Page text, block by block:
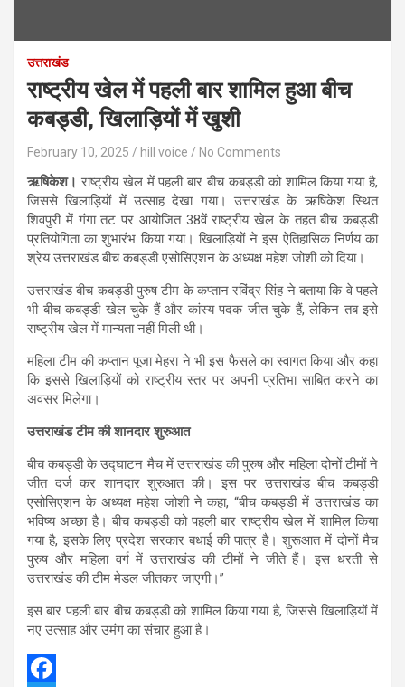
उत्तराखंड
राष्ट्रीय खेल में पहली बार शामिल हुआ बीच
कबड्डी, खिलाड़ियों में खुशी
February 10, 2025 hill voice No Comments
ऋषिकेश। राष्ट्रीय खेल में पहली बार बीच कबड्डी को शामिल किया गया है,
जिससे खिलाड़ियों में उत्साह देखा गया। उत्तराखंड के ऋषिकेश स्थित
शिवपुरी में गंगा तट पर आयोजित 38वें राष्ट्रीय खेल के तहत बीच कबड्डी
प्रतियोगिता का शुभारंभ किया गया। खिलाड़ियों ने इस ऐतिहासिक निर्णय का
श्रेय उत्तराखंड बीच कबड्डी एसोसिएशन के अध्यक्ष महेश जोशी को दिया।
उत्तराखंड बीच कबड्डी पुरुष टीम के कप्तान रविंद्र सिंह ने बताया कि वे पहले
भी बीच कबड्डी खेल चुके हैं और कांस्य पदक जीत चुके हैं, लेकिन तब इसे
राष्ट्रीय खेल में मान्यता नहीं मिली थी।
महिला टीम की कप्तान पूजा मेहरा ने भी इस फैसले का स्वागत किया और कहा
कि इससे खिलाड़ियों को राष्ट्रीय स्तर पर अपनी प्रतिभा साबित करने का
अवसर मिलेगा।
उत्तराखंड टीम की शानदार शुरुआत
बीच कबड्डी के उद्घाटन मैच में उत्तराखंड की पुरुष और महिला दोनों टीमों ने
जीत दर्ज कर शानदार शुरुआत की। इस पर उत्तराखंड बीच कबड्डी
एसोसिएशन के अध्यक्ष महेश जोशी ने कहा, “बीच कबड्डी में उत्तराखंड का
भविष्य अच्छा है। बीच कबड्डी को पहली बार राष्ट्रीय खेल में शामिल किया
गया है, इसके लिए प्रदेश सरकार बधाई की पात्र है। शुरूआत में दोनों मैच
पुरुष और महिला वर्ग में उत्तराखंड की टीमों ने जीते हैं। इस धरती से
उत्तराखंड की टीम मेडल जीतकर जाएगी।”
इस बार पहली बार बीच कबड्डी को शामिल किया गया है, जिससे खिलाड़ियों में
नए उत्साह और उमंग का संचार हुआ है।